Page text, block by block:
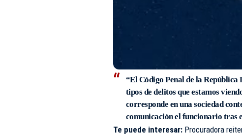
“El Código Penal de la
tipos de delitos que estamos
corresponde en una sociedad
comunicación el funcionario tras
Te puede interesar: Procuradora